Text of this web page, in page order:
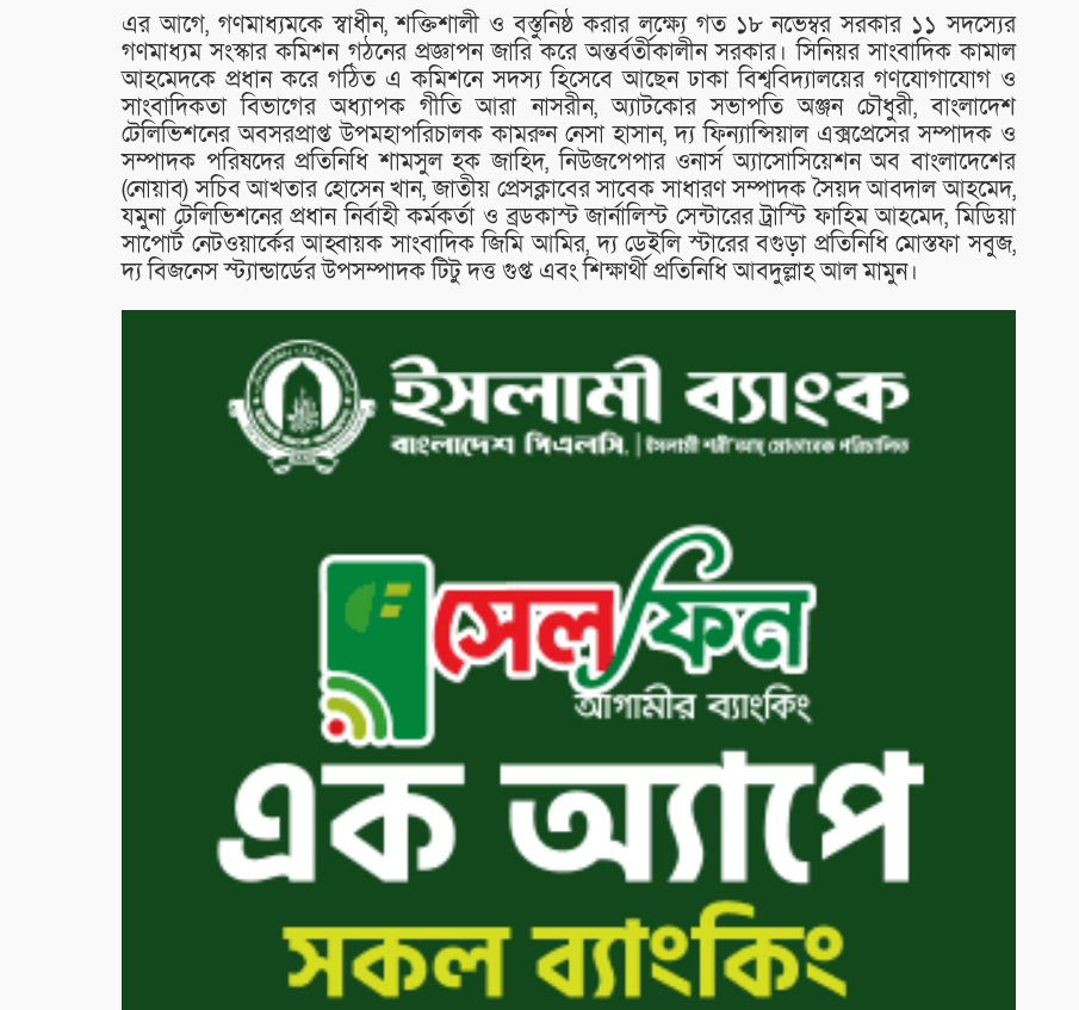
এর আগে, গণমাধ্যমকে স্বাধীন, শক্তিশালী ও বস্তুনিষ্ঠ করার লক্ষ্যে গত ১৮ নভেম্বর সরকার ১১ সদস্যের
গণমাধ্যম সংস্কার কমিশন গঠনের প্রজ্ঞাপন জারি করে অন্তর্বর্তীকালীন সরকার। সিনিয়র সাংবাদিক কামাল
আহমেদকে প্রধান করে গঠিত এ কমিশনে সদস্য হিসেবে আছেন ঢাকা বিশ্ববিদ্যালয়ের গণযোগাযোগ ও
সাংবাদিকতা বিভাগের অধ্যাপক গীতি আরা নাসরীন, অ্যাটকোর সভাপতি অঞ্জন চৌধুরী, বাংলাদেশ
টেলিভিশনের অবসরপ্রাপ্ত উপমহাপরিচালক কামরুন নেসা হাসান, দ্য ফিন্যান্সিয়াল এক্সপ্রেসের সম্পাদক ও
সম্পাদক পরিষদের প্রতিনিধি শামসুল হক জাহিদ, নিউজপেপার ওনার্স অ্যাসোসিয়েশন অব বাংলাদেশের
(নোয়াব) সচিব আখতার হোসেন খান, জাতীয় প্রেসক্লাবের সাবেক সাধারণ সম্পাদক সৈয়দ আবদাল আহমেদ,
যমুনা টেলিভিশনের প্রধান নির্বাহী কর্মকর্তা ও ব্রডকাস্ট জার্নালিস্ট সেন্টারের ট্রাস্টি ফাহিম আহমেদ, মিডিয়া
সাপোর্ট নেটওয়ার্কের আহ্বায়ক সাংবাদিক জিমি আমির, দ্য ডেইলি স্টারের বগুড়া প্রতিনিধি মোস্তফা সবুজ,
দ্য বিজনেস স্ট্যান্ডার্ডের উপসম্পাদক টিটু দত্ত গুপ্ত এবং শিক্ষার্থী প্রতিনিধি আবদুল্লাহ আল মামুন।